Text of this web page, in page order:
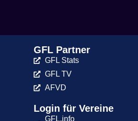
GFL Partner
GFL Stats
GFL TV
AFVD
Login für Vereine
GFL.info